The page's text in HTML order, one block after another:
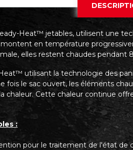
Heat™ jetables, utilisent une
en température
elles restent chaudes pendant
utilisant la technologie des
fois le sac ouvert, les éléments
chaleur. Cette chaleur continue
:
pour le traitement de l'état de